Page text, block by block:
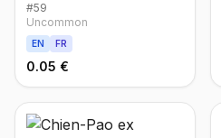
#59
Uncommon
EN FR
0.05 €